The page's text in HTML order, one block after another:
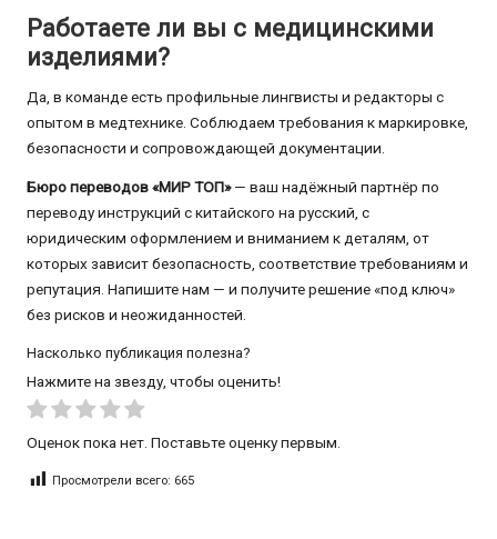
Работаете ли вы с медицинскими
изделиями?
Да, в команде есть профильные лингвисты и редакторы с
опытом в медтехнике. Соблюдаем требования к маркировке,
безопасности и сопровождающей документации.
Бюро переводов «МИР ТОП»— ваш надёжный партнёр по
переводу инструкций с китайского на русский, с
юридическим оформлением и вниманием к деталям, от
которых зависит безопасность, соответствие требованиям и
репутация. Напишите нам — и получите решение «под ключ»
без рисков и неожиданностей.
Насколько публикация полезна?
Нажмите на звезду, чтобы оценить!
Оценок пока нет. Поставьте оценку первым.
Просмотрели всего: 665